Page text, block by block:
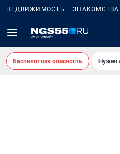
НЕДВИЖИМОСТЬ ЗНАКОМСТВА
Беспилотная опасность Нужен